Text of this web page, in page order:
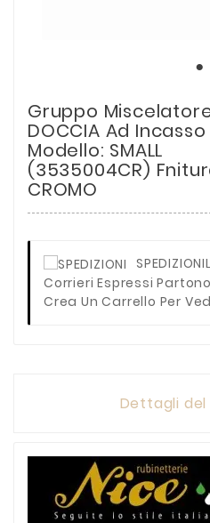
Gruppo
DOCCIA Ad Incasso
Modello: SMALL
(3535004CR)
CROMO
SPEDIZIONI
Corrieri Espressi
Crea Un Carrello Per
Dettagli